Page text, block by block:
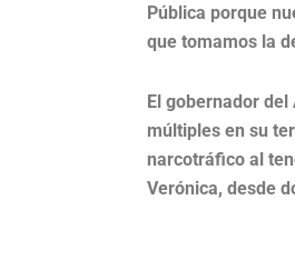
Pública porque
que tomamos la
El gobernador
múltiples en su
narcotráfico al
Verónica, desde